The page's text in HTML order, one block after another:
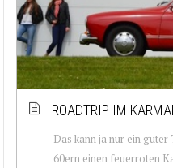
ROADTRIP IM
Das kann ja nur ein
60ern einen feuerroten